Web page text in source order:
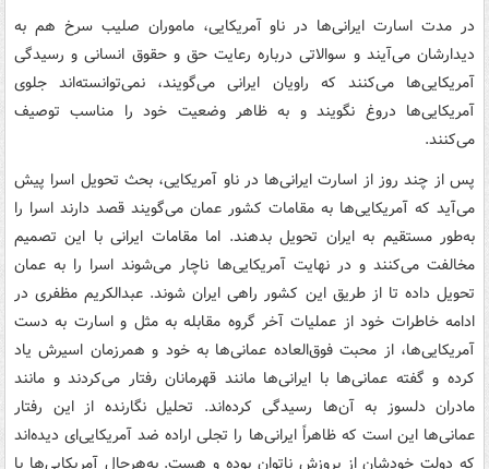
در مدت اسارت ایرانی‌ها در ناو آمریکایی، ماموران صلیب سرخ هم به
دیدارشان می‌آیند و سوالاتی درباره رعایت حق و حقوق انسانی و رسیدگی
آمریکایی‌ها می‌کنند که راویان ایرانی می‌گویند، نمی‌توانسته‌اند جلوی
آمریکایی‌ها دروغ نگویند و به ظاهر وضعیت خود را مناسب توصیف
می‌کنند.
پس از چند روز از اسارت ایرانی‌ها در ناو آمریکایی، بحث تحویل اسرا پیش
می‌آید که آمریکایی‌ها به مقامات کشور عمان می‌گویند قصد دارند اسرا را
به‌طور مستقیم به ایران تحویل بدهند. اما مقامات ایرانی با این تصمیم
مخالفت می‌کنند و در نهایت آمریکایی‌ها ناچار می‌شوند اسرا را به عمان
تحویل داده تا از طریق این کشور راهی ایران شوند. عبدالکریم مظفری در
ادامه خاطرات خود از عملیات آخر گروه مقابله به مثل و اسارت به دست
آمریکایی‌ها، از محبت فوق‌العاده عمانی‌ها به خود و همرزمان اسیرش یاد
کرده و گفته عمانی‌ها با ایرانی‌ها مانند قهرمانان رفتار می‌کردند و مانند
مادران دلسوز به آن‌ها رسیدگی کرده‌اند. تحلیل نگارنده از این رفتار
عمانی‌ها این است که ظاهراً ایرانی‌ها را تجلی اراده ضد آمریکایی‌ای دیده‌اند
که دولت خودشان از بروزش ناتوان بوده و هست. به‌هرحال آمریکایی‌ها با